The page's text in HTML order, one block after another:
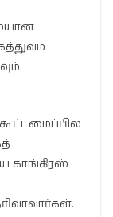
காங்கிரஸ்